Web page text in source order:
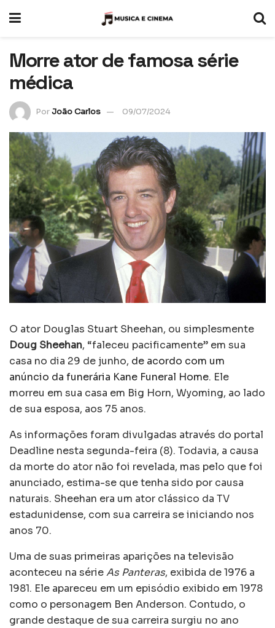
Morre ator de famosa série
médica
PorJoão Carlos 09/07/2024
O ator Douglas Stuart Sheehan, ou simplesmente
Doug Sheehan, “faleceu pacificamente” em sua
casa no dia 29 de junho, de acordo com um
anúncio da funerária Kane Funeral Home. Ele
morreu em sua casa em Big Horn, Wyoming, ao lado
de sua esposa, aos 75 anos.
As informações foram divulgadas através do portal
Deadline nesta segunda-feira (8). Todavia, a causa
da morte do ator não foi revelada, mas pelo que foi
anunciado, estima-se que tenha sido por causa
naturais. Sheehan era um ator clássico da TV
estadunidense, com sua carreira se iniciando nos
anos 70.
Uma de suas primeiras aparições na televisão
aconteceu na sérieAs Panteras, exibida de 1976 a
1981. Ele apareceu em um episódio exibido em 1978
como o personagem Ben Anderson. Contudo, o
grande destaque de sua carreira surgiu no ano